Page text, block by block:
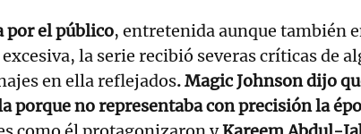
por el público, entretenida aunque también
la serie recibió severas críticas de
en ella reflejados. Magic Johnson dijo
porque no representaba con precisión la